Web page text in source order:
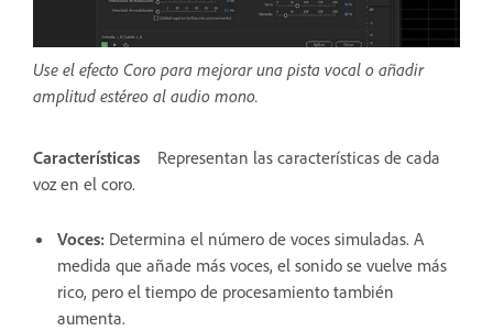
Use el efecto Coro para mejorar una pista vocal o añadir
amplitud estéreo al audio mono.
Características
Representan las características de cada
voz en el coro.
Voces: Determina el número de voces simuladas. A
medida que añade más voces, el sonido se vuelve más
rico, pero el tiempo de procesamiento también
aumenta.